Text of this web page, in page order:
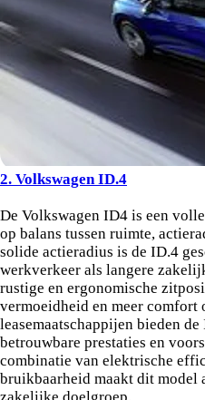
2. Volkswagen ID.4
De Volkswagen ID4 is een
op balans tussen ruimte,
solide actieradius is de ID.4
werkverkeer als langere
rustige en ergonomische
vermoeidheid en meer comfort
leasemaatschappijen bieden
betrouwbare prestaties en
combinatie van elektrische
bruikbaarheid maakt dit model